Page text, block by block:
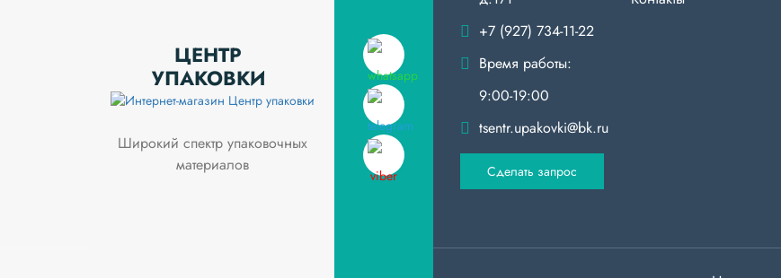
ЦЕНТР
УПАКОВКИ
Широкий спектр упаковочных
материалов
+7 (927) 734-11-22
Время работы:
9:00-19:00
tsentr.upakovki@bk.ru
Сделать запрос